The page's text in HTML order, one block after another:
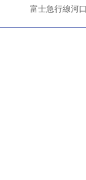
富士急行線河